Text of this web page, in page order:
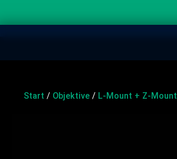
Start / Objektive / L-Mount + Z-Mount